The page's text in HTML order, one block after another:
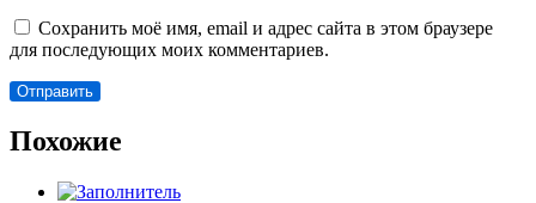
Сохранить моё имя, email и адрес сайта в этом браузере
для последующих моих комментариев.
Похожие